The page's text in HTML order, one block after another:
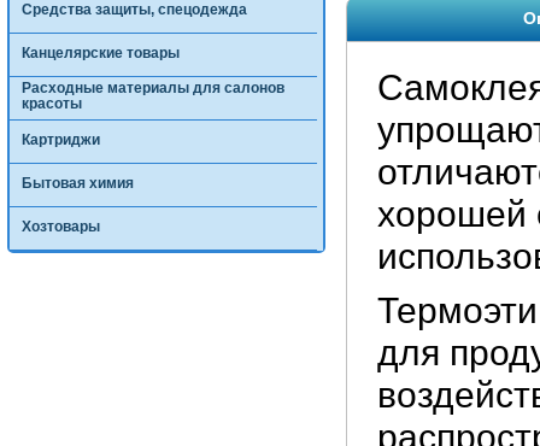
Средства защиты, спецодежда
Канцелярские товары
Расходные материалы для салонов
красоты
Картриджи
Бытовая химия
Хозтовары
хорошей
для